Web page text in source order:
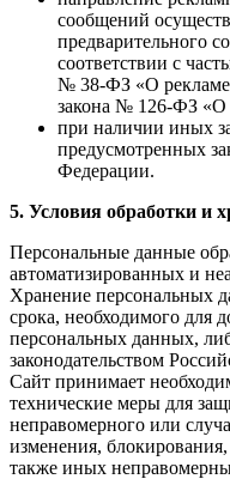
сообщений
предварительного
соответствии с
№ 38-ФЗ «О
закона № 126-ФЗ «О
при наличии иных
предусмотренных
Федерации.
5. Условия обработки и
Персональные данные
автоматизированных и
Хранение персональных
срока, необходимого для
персональных данных,
законодательством
Сайт принимает
технические меры для
неправомерного или
изменения,
также иных